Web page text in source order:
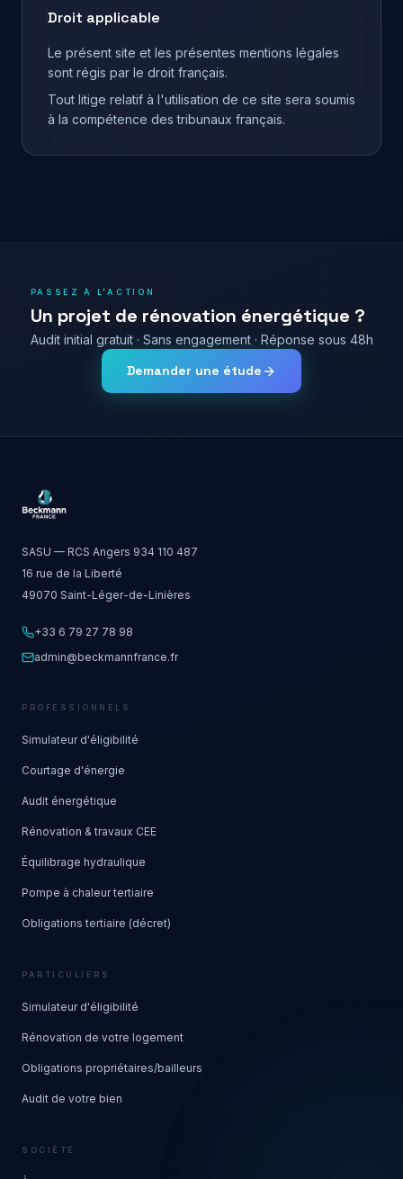
Droit applicable
Le présent site et les présentes mentions légales
sont régis par le droit français.
Tout litige relatif à l'utilisation de ce site sera soumis
à la compétence des tribunaux français.
PASSEZ À L'ACTION
Un projet de rénovation énergétique ?
Audit initial gratuit · Sans engagement · Réponse sous 48h
Demander une étude
SASU — RCS Angers 934 110 487
16 rue de la Liberté
49070 Saint-Léger-de-Linières
+33 6 79 27 78 98
admin@beckmannfrance.fr
PROFESSIONNELS
Simulateur d'éligibilité
Courtage d'énergie
Audit énergétique
Rénovation & travaux CEE
Équilibrage hydraulique
Pompe à chaleur tertiaire
Obligations tertiaire (décret)
PARTICULIERS
Simulateur d'éligibilité
Rénovation de votre logement
Obligations propriétaires/bailleurs
Audit de votre bien
SOCIÉTÉ